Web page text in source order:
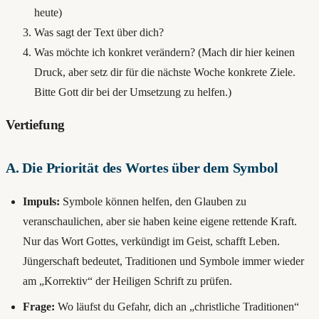
heute)
Was sagt der Text über dich?
Was möchte ich konkret verändern? (Mach dir hier keinen
Druck, aber setz dir für die nächste Woche konkrete Ziele.
Bitte Gott dir bei der Umsetzung zu helfen.)
Vertiefung
A. Die Priorität des Wortes über dem Symbol
Impuls: Symbole können helfen, den Glauben zu
veranschaulichen, aber sie haben keine eigene rettende Kraft.
Nur das Wort Gottes, verkündigt im Geist, schafft Leben.
Jüngerschaft bedeutet, Traditionen und Symbole immer wieder
am „Korrektiv“ der Heiligen Schrift zu prüfen.
Frage: Wo läufst du Gefahr, dich an „christliche Traditionen“